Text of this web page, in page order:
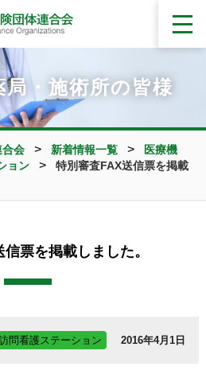
局・施術所の皆様
合会 > 新着情報一覧 >
医療機
ョン
>
特別審査FAX送信票を掲載
票を掲載しました。
問看護ステーション 2016年4月1日